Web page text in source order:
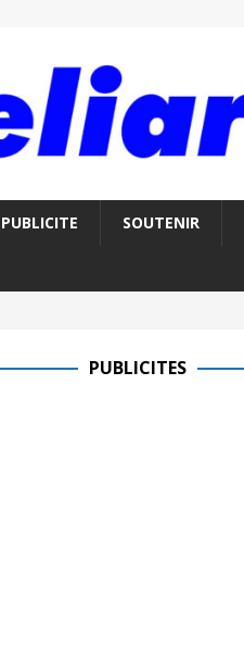
PUBLICITE SOUTENIR
PUBLICITES